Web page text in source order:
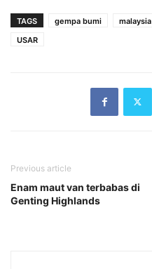
TAGS gempa bumi malaysia
USAR
Previous article
Enam maut van terbabas di
Genting Highlands